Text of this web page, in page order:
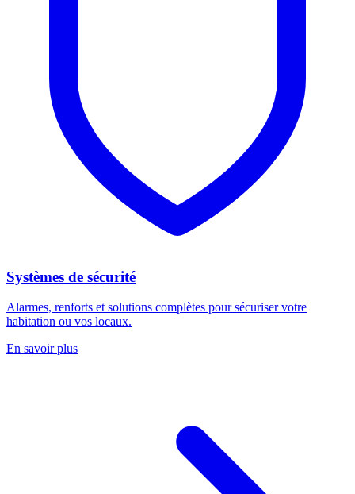
Systèmes de sécurité
Alarmes, renforts et solutions complètes pour sécuriser votre
habitation ou vos locaux.
En savoir plus